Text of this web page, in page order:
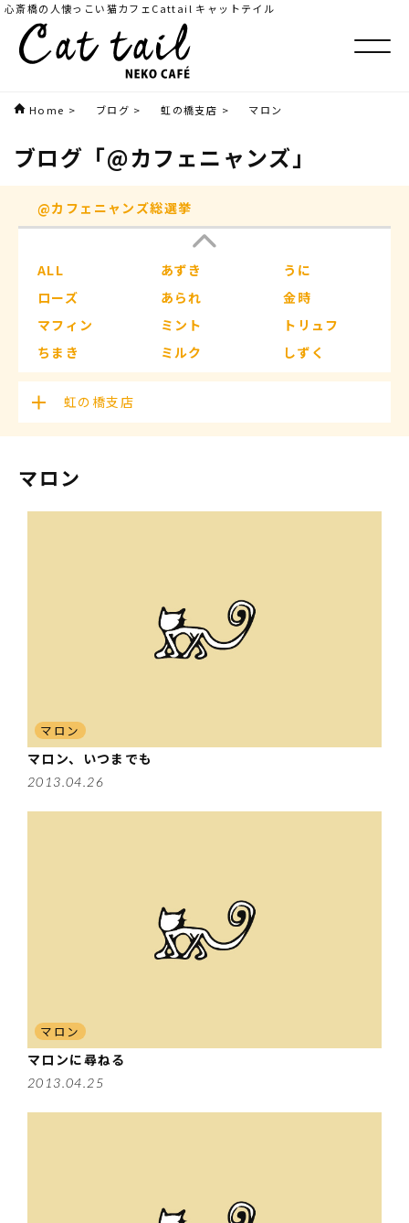
心斎橋の人懐っこい猫カフェCattail キャットテイル
Home > ブログ > 虹の橋支店 > マロン
ブログ 「@カフェニャンズ」
@カフェニャンズ総選挙
ALL あずき
うに
ローズ
あられ
金時
マフィン
ミント
トリュフ
ちまき
ミルク
しずく
もなか
つくし
ラムネ
コロン
ジャスミン
こむぎ
くるみ
虹の橋支店
マロン
マロン
マロン、いつまでも
2013.04.26
マロン
マロンに尋ねる
2013.04.25